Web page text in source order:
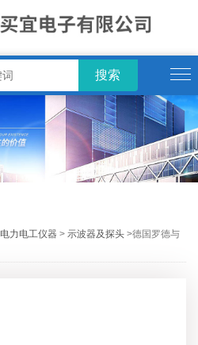
电力电工仪器 >示波器及探头 >德国罗德与